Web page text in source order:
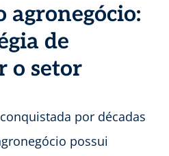
agronegócio:
de
o setor
por décadas
possui